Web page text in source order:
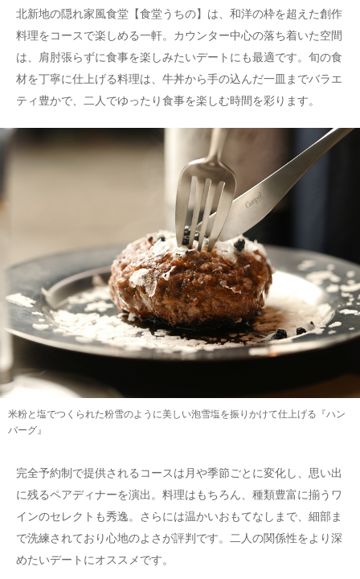
北新地の隠れ家風食堂【食堂うちの】は、和洋の枠を超えた創作
料理をコースで楽しめる一軒。カウンター中心の落ち着いた空間
は、肩肘張らずに食事を楽しみたいデートにも最適です。旬の食
材を丁寧に仕上げる料理は、牛丼から手の込んだ一皿までバラエ
ティ豊かで、二人でゆったり食事を楽しむ時間を彩ります。
米粉と塩でつくられた粉雪のように美しい泡雪塩を振りかけて仕上げる『ハン
バーグ』
完全予約制で提供されるコースは月や季節ごとに変化し、思い出
に残るペアディナーを演出。料理はもちろん、種類豊富に揃うワ
インのセレクトも秀逸。さらには温かいおもてなしまで、細部ま
で洗練されており心地のよさが評判です。二人の関係性をより深
めたいデートにオススメです。